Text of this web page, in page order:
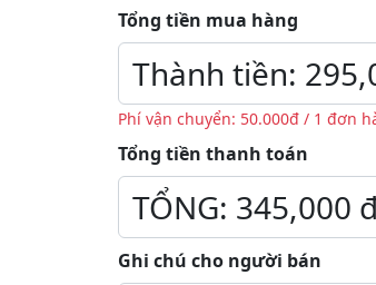
Tổng tiền mua hàng
Phí vận chuyển: 50.000đ / 1 đơn
Tổng tiền thanh toán
Ghi chú cho người bán